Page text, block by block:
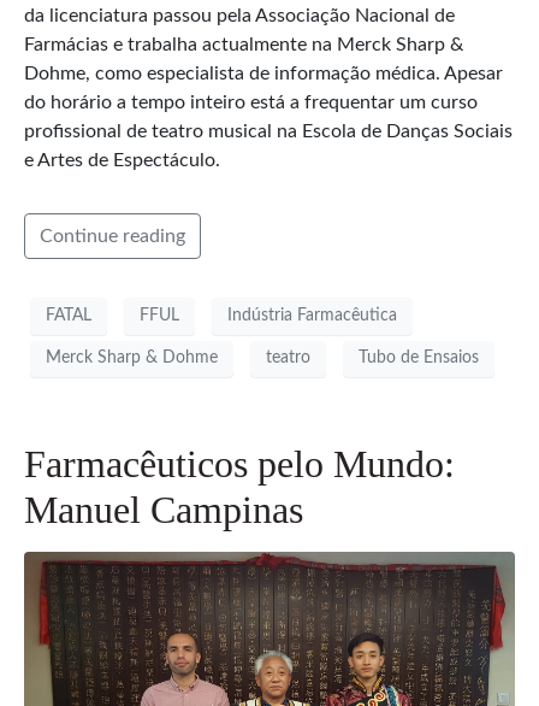
da licenciatura passou pela Associação Nacional de
Farmácias e trabalha actualmente na Merck Sharp &
Dohme, como especialista de informação médica. Apesar
do horário a tempo inteiro está a frequentar um curso
profissional de teatro musical na Escola de Danças Sociais
e Artes de Espectáculo.
Continue reading
FATAL FFUL Indústria Farmacêutica
Merck Sharp & Dohme teatro Tubo de Ensaios
Farmacêuticos pelo Mundo:
Manuel Campinas